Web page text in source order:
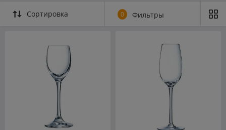
Сортировка 0 Фильтры